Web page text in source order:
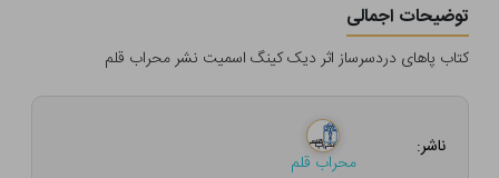
توضیحات اجمالی
کتاب پاهای دردسرساز اثر دیک کینگ اسمیت نشر محراب قلم
ناشر:
محراب قلم